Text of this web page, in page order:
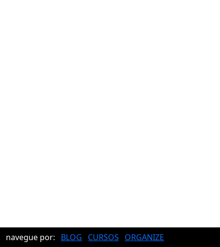
navegue por: BLOG CURSOS ORGANIZE